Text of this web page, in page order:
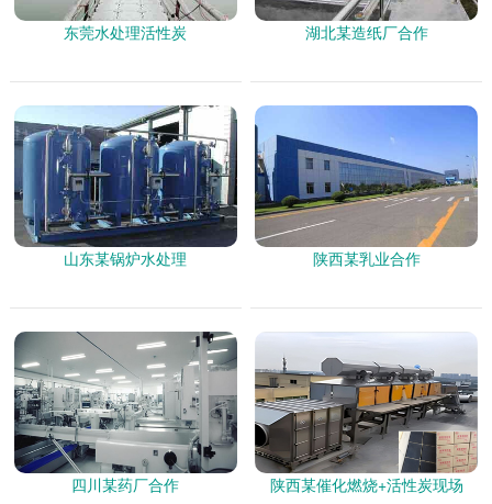
东莞水处理活性炭 湖北某造纸厂合作
山东某锅炉水处理 陕西某乳业合作
四川某药厂合作 陕西某催化燃烧+活性炭现场